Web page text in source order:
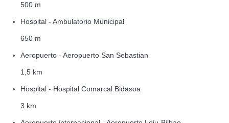
500 m
Hospital - Ambulatorio Municipal
650 m
Aeropuerto - Aeropuerto San Sebastian
1,5 km
Hospital - Hospital Comarcal Bidasoa
3 km